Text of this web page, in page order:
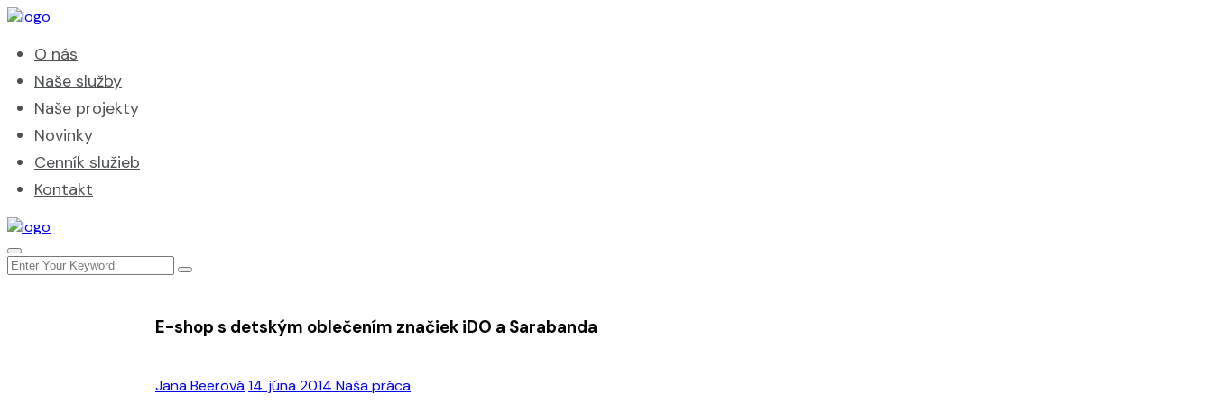
O nás
Naše služby
Naše projekty
Novinky
Cenník služieb
Kontakt
Jana Beerová14. júna 2014 Naša práca
E-shop s detským oblečením značiek iDO a Sarabanda